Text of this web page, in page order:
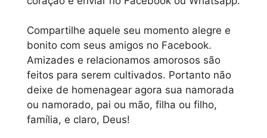
Compartilhe aquele seu momento alegre e
bonito com seus amigos no Facebook.
Amizades e relacionamos amorosos são
feitos para serem cultivados. Portanto não
deixe de homenagear agora sua namorada
ou namorado, pai ou mão, filha ou filho,
família, e claro, Deus!